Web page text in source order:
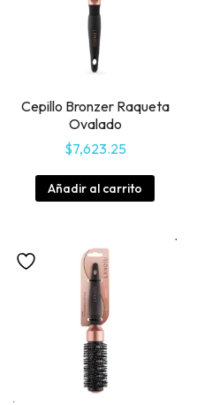
Cepillo Bronzer Raqueta
Ovalado
$7,623.25
Añadir al carrito